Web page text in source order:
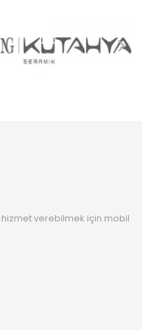
verebilmek için mobil